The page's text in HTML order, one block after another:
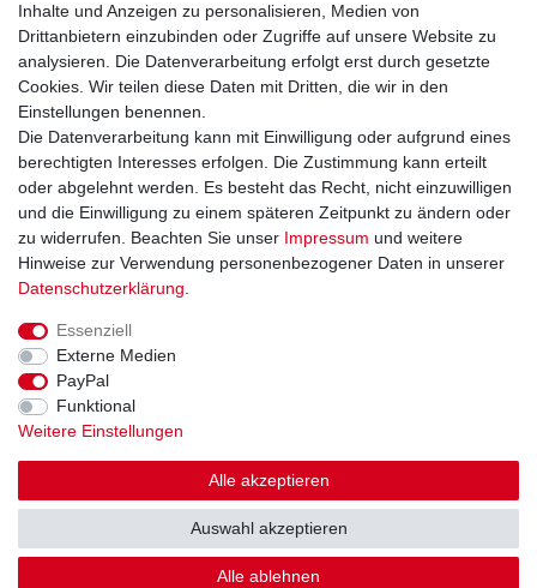
Rechtliche Informationen
Widerrufsrecht
Widerrufsformular
Datenschutzerklärung
AGB
Impressum
Vertrag widerrufen Kontakt
Zahlungsarten
Kreditkarte
Lastschrift
Apple Pay
Google Pay
Vorkasse
Facebook
Inhalte und Anzeigen zu personalisieren, Medien von
Drittanbietern einzubinden oder Zugriffe auf unsere Website zu
analysieren. Die Datenverarbeitung erfolgt erst durch gesetzte
Cookies. Wir teilen diese Daten mit Dritten, die wir in den
Einstellungen benennen.
Die Datenverarbeitung kann mit Einwilligung oder aufgrund eines
berechtigten Interesses erfolgen. Die Zustimmung kann erteilt
oder abgelehnt werden. Es besteht das Recht, nicht einzuwilligen
und die Einwilligung zu einem späteren Zeitpunkt zu ändern oder
zu widerrufen. Beachten Sie unser Impressum und weitere
Hinweise zur Verwendung personenbezogener Daten in unserer
Daten­schutz­erklärung
Essenziell
Externe Medien
PayPal
Funktional
Weitere Einstellungen
Alle akzeptieren
Alle ablehnen
Auswahl akzeptieren